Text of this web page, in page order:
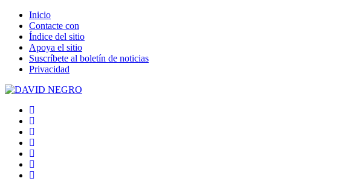
Inicio
Contacte con
Índice del sitio
Apoya el sitio
Suscríbete al boletín de noticias
Privacidad